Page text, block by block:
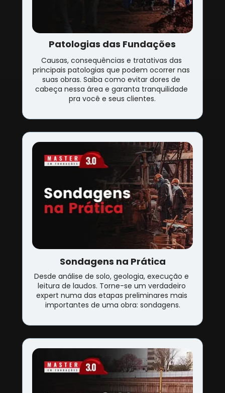
Patologias das Fundações
Causas, consequências e tratativas das
principais patologias que podem ocorrer nas
suas obras. Saiba como evitar dores de
cabeça nessa área e garanta tranquilidade
pra você e seus clientes.
Sondagens na Prática
Desde análise de solo, geologia, execução e
leitura de laudos. Torne-se um verdadeiro
expert numa das etapas preliminares mais
importantes de uma obra: sondagens.